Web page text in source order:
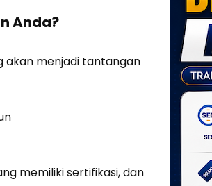
Anda?
akan menjadi tantangan
memiliki sertifikasi, dan